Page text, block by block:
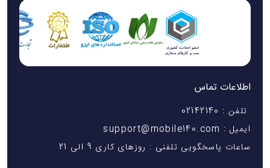
نظامت لپ‌تاپ و کیس کامپیوتر،کیبورد و موس
کنسول‌های بازی مانند PS5 یا Xbox
دوربین‌های عکاس
زدودن گردوغبار از گوشه‌ها و درزها
پاک کردن خاک روی وسایل
نظافت قطعات ماشین‌آلات
اطلاعات تماس
تلفن : 02142140
ایمیل : support@mobile140.com
ساعات پاسخگویی تلفنی : روزهای کاری 9 الی 21